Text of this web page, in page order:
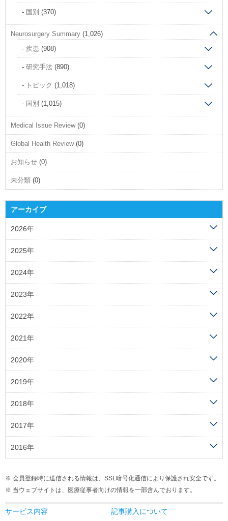
国別 (370)
Neurosurgery Summary (1,026)
疾患 (908)
研究手法 (890)
トピック (1,018)
国別 (1,015)
Medical Issue Review(0)
Global Health Review(0)
お知らせ (0)
未分類 (0)
アーカイブ
2026年
2025年
2024年
2023年
2022年
2021年
2020年
2019年
2018年
2017年
2016年
会員登録時に送信される情報は、SSL暗号化通信により保護され安全です。
当ウェブサイトは、医療従事者向けの情報を一部含んでおります。
サービス内容 記事購入について